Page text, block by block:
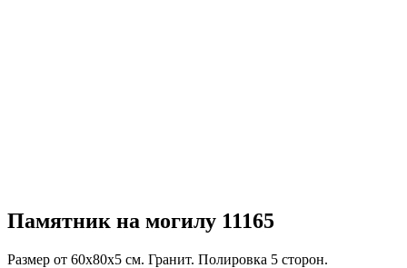
Памятник на могилу 11165
Размер от 60х80х5 см. Гранит. Полировка 5 сторон.